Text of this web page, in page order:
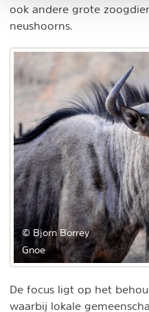
ook andere grote
neushoorns.
© Bjorn Borrey
Gnoe
De focus ligt op het
waarbij lokale